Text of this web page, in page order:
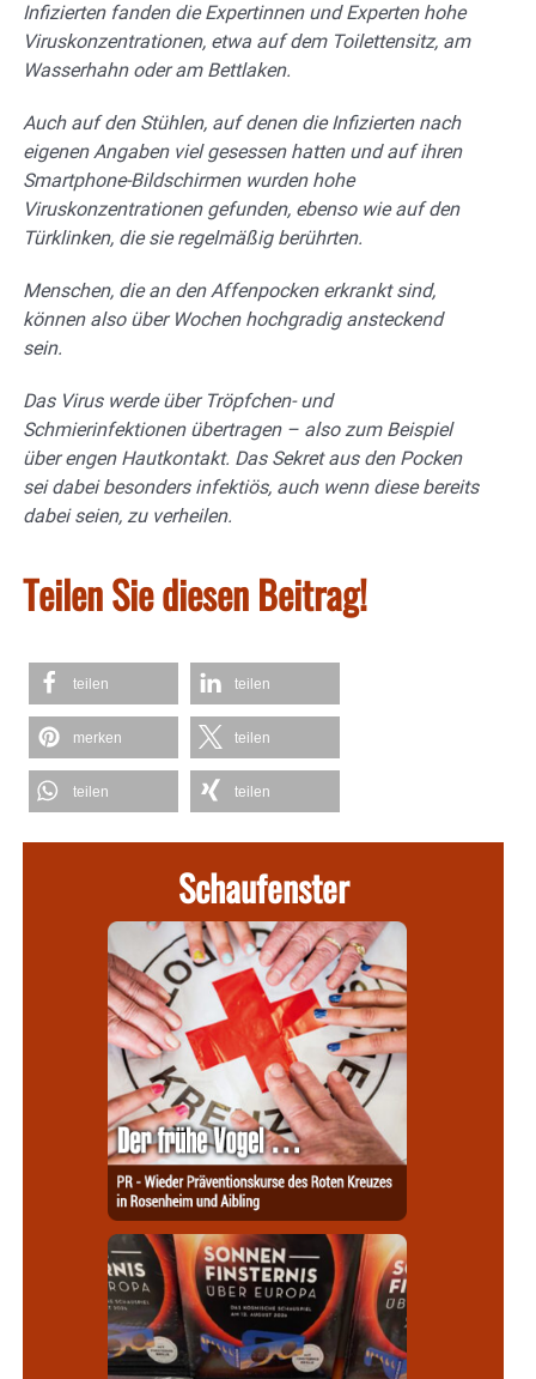
Infizierten fanden die Expertinnen und Experten hohe
Viruskonzentrationen, etwa auf dem Toilettensitz, am
Wasserhahn oder am Bettlaken.
Auch auf den Stühlen, auf denen die Infizierten nach
eigenen Angaben viel gesessen hatten und auf ihren
Smartphone-Bildschirmen wurden hohe
Viruskonzentrationen gefunden, ebenso wie auf den
Türklinken, die sie regelmäßig berührten.
Menschen, die an den Affenpocken erkrankt sind,
können also über Wochen hochgradig ansteckend
sein.
Das Virus werde über Tröpfchen- und
Schmierinfektionen übertragen – also zum Beispiel
über engen Hautkontakt. Das Sekret aus den Pocken
sei dabei besonders infektiös, auch wenn diese bereits
dabei seien, zu verheilen.
Teilen Sie diesen Beitrag!
teilen teilen
merken teilen
teilen teilen
Schaufenster